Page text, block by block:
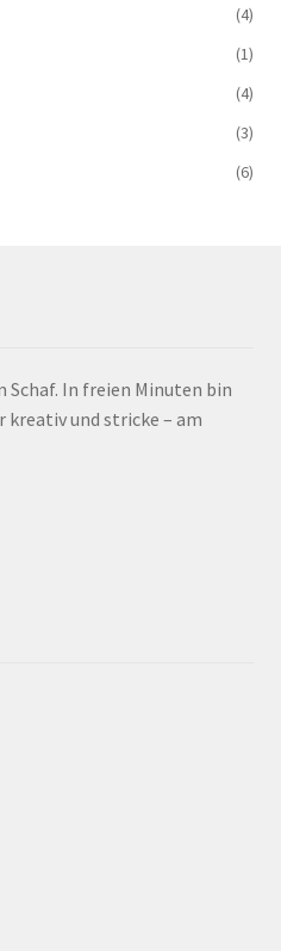
(4)
(1)
(4)
(3)
(6)
Schaf. In freien Minuten bin
kreativ und stricke – am